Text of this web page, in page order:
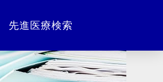
先進医療検索